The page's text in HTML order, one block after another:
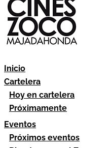
Inicio
Cartelera
Hoy en cartelera
Próximamente
Eventos
Próximos eventos